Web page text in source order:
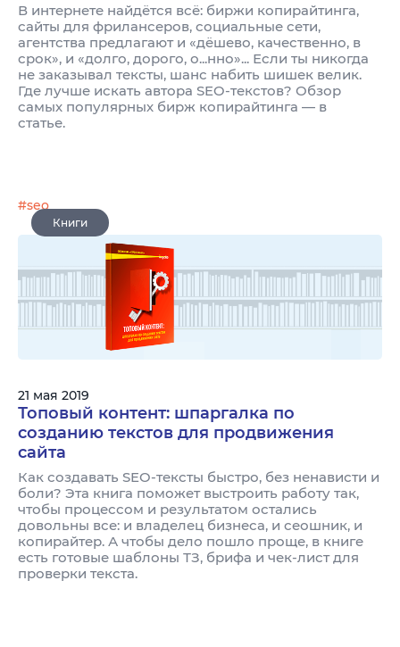
В интернете найдётся всё: биржи копирайтинга,
сайты для фрилансеров, социальные сети,
агентства предлагают и «дёшево, качественно, в
срок», и «долго, дорого, о...нно»... Если ты никогда
не заказывал тексты, шанс набить шишек велик.
Где лучше искать автора SEO-текстов? Обзор
самых популярных бирж копирайтинга — в
статье.
#seo
Книги
21 мая 2019
Топовый контент: шпаргалка по
созданию текстов для продвижения
сайта
Как создавать SEO-тексты быстро, без ненависти и
боли? Эта книга поможет выстроить работу так,
чтобы процессом и результатом остались
довольны все: и владелец бизнеса, и сеошник, и
копирайтер. А чтобы дело пошло проще, в книге
есть готовые шаблоны ТЗ, брифа и чек-лист для
проверки текста.